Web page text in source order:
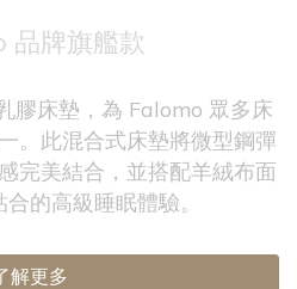
品牌旗艦款
膠床墊，為 Falomo 眾多床
。此混合式床墊將微型鋼彈
完美結合，並搭配羊絨布面
的高級睡眠體驗。
解更多